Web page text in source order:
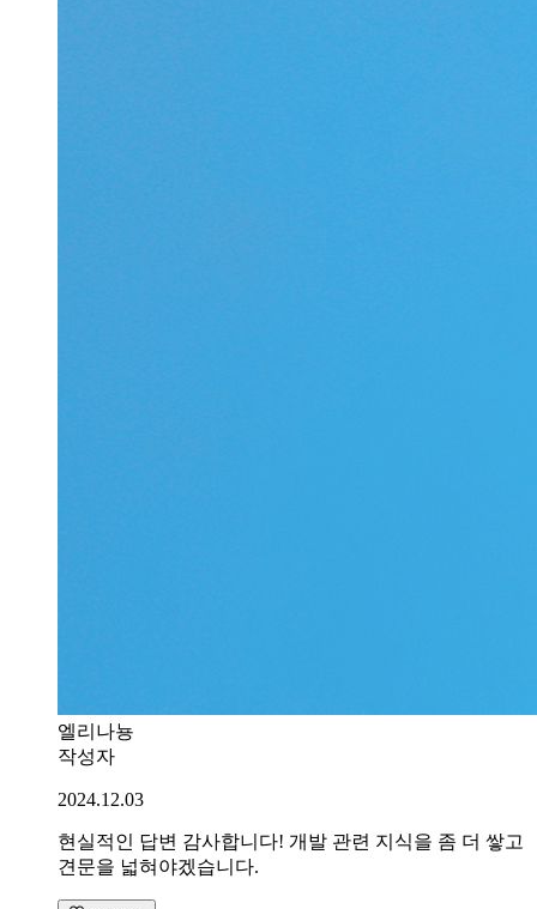
엘리나뇽
작성자
2024.12.03
현실적인 답변 감사합니다! 개발 관련 지식을 좀 더 쌓고
견문을 넓혀야겠습니다.